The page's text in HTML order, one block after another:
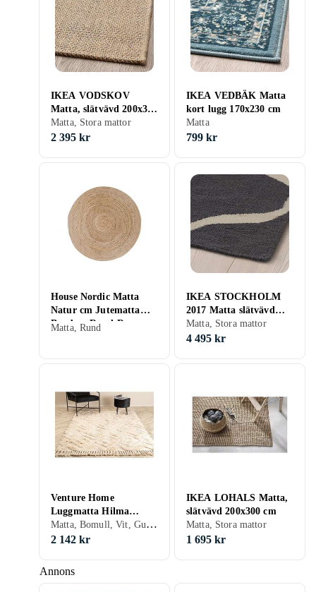
Annons
IKEA VODSKOV
Matta, slätvävd 200x300
cm
Matta, Stora mattor
2 395 kr
IKEA VEDBÄK Matta
kort lugg 170x230 cm
Matta
799 kr
House Nordic Matta
Natur cm Jutematta
Bombay Rund Rug
Matta, Rund
IKEA STOCKHOLM
2017 Matta slätvävd
250x350 cm
Matta, Stora mattor
4 495 kr
Venture Home
Luggmatta Hilma
Cotton 200x300- -
Rectangular-Offwhite
Matta, Bomull, Vit, Gul, Beige, Stora mattor
2 142 kr
IKEA LOHALS Matta,
slätvävd 200x300 cm
Matta, Stora mattor
1 695 kr